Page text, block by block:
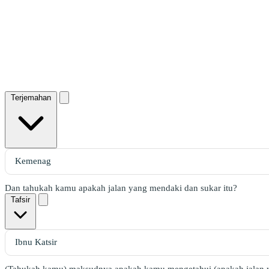
Terjemahan
Dan tahukah kamu apakah jalan yang mendaki dan sukar itu?
Tafsir